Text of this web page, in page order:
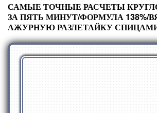
САМЫЕ ТОЧНЫЕ РАСЧЕТЫ
ЗА ПЯТЬ МИНУТ/ФОРМУЛА 138%/
АЖУРНУЮ РАЗЛЕТАЙКУ